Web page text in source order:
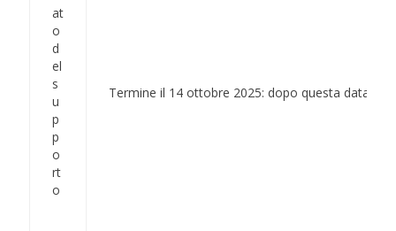
at
o
d
el
s
u
p
p
o
rt
o
Termine il 14 ottobre 2025: dopo questa data